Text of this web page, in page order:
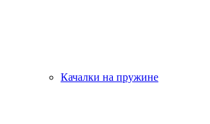
Качалки на пружине